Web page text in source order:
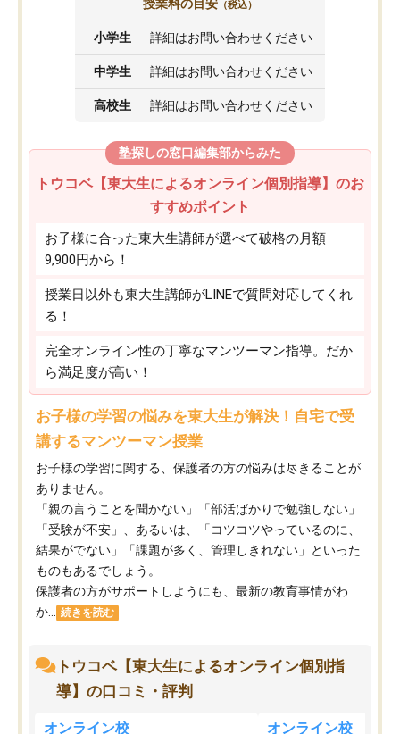
授業料の目安 （税込）
小学生 詳細はお問い合わせください
中学生 詳細はお問い合わせください
高校生 詳細はお問い合わせください
塾探しの窓口編集部からみた
トウコベ【東大生によるオンライン個別指導】のお
すすめポイント
お子様に合った東大生講師が選べて破格の月額
9,900円から！
授業日以外も東大生講師がLINEで質問対応してくれ
る！
完全オンライン性の丁寧なマンツーマン指導。だか
ら満足度が高い！
お子様の学習の悩みを東大生が解決！自宅で受
講するマンツーマン授業
お子様の学習に関する、保護者の方の悩みは尽きることが
ありません。
「親の言うことを聞かない」「部活ばかりで勉強しない」
「受験が不安」、あるいは、「コツコツやっているのに、
結果がでない」「課題が多く、管理しきれない」といった
ものもあるでしょう。
保護者の方がサポートしようにも、最新の教育事情がわ
か...
続きを読む
トウコベ【東大生によるオンライン個別指
導】の口コミ・評判
オンライン校 オンライン校